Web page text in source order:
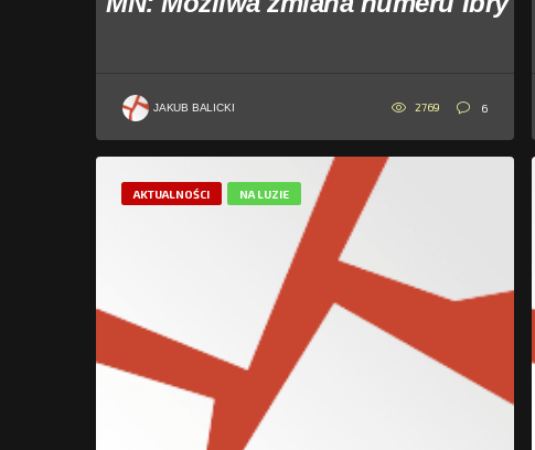
JAKUB BALICKI 2769 6
AKTUALNOŚCI NA LUZIE